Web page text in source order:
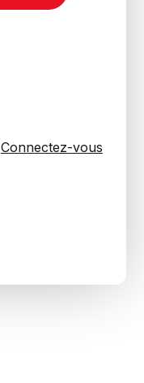
Connectez-vous